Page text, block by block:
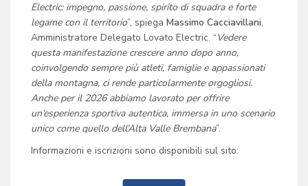
Electric: impegno, passione, spirito di squadra e forte
legame con il territorio”, spiega Massimo Cacciavillani,
Amministratore Delegato Lovato Electric. “Vedere
questa manifestazione crescere anno dopo anno,
coinvolgendo sempre più atleti, famiglie e appassionati
della montagna, ci rende particolarmente orgogliosi.
Anche per il 2026 abbiamo lavorato per offrire
un’esperienza sportiva autentica, immersa in uno scenario
unico come quello dell’Alta Valle Brembana”.
Informazioni e iscrizioni sono disponibili sul sito: